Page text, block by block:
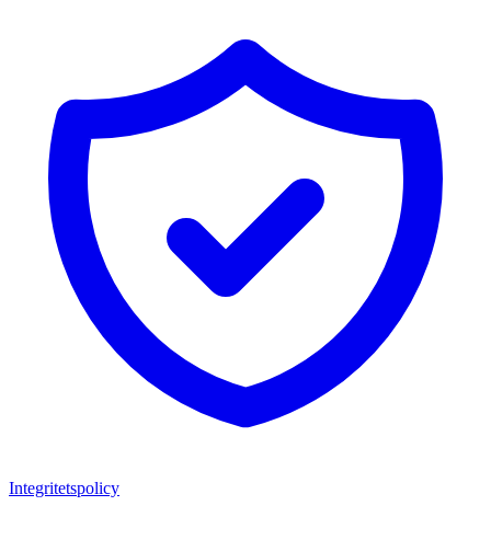
Integritetspolicy